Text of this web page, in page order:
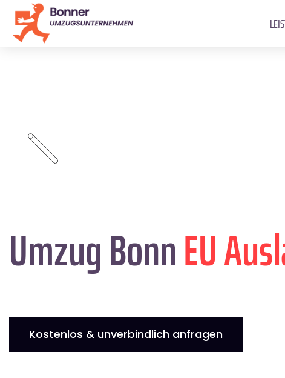
Umzug BonnEU
Kostenlos & unverbindlich anfragen